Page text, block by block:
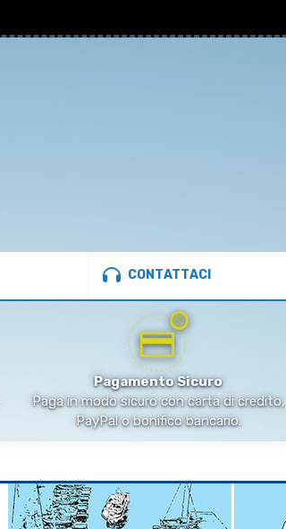
CONTATTACI
Pagamento Sicuro
Paga in modo sicuro con carta di credito,
PayPal o bonifico bancario.